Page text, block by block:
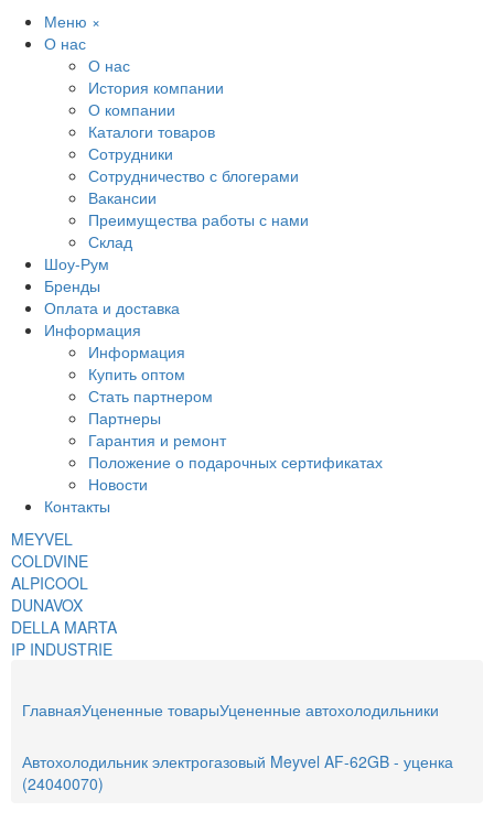
Меню ×
О нас
О нас
История компании
О компании
Каталоги товаров
Сотрудники
Сотрудничество с блогерами
Вакансии
Преимущества работы с нами
Склад
Шоу-Рум
Бренды
Оплата и доставка
Информация
Информация
Купить оптом
Стать партнером
Партнеры
Гарантия и ремонт
Положение о подарочных сертификатах
Новости
Контакты
MEYVEL
COLDVINE
ALPICOOL
DUNAVOX
DELLA MARTA
IP INDUSTRIE
ГлавнаяУцененные товарыУцененные автохолодильники
Автохолодильник электрогазовый Meyvel AF-62GB - уценка
(24040070)